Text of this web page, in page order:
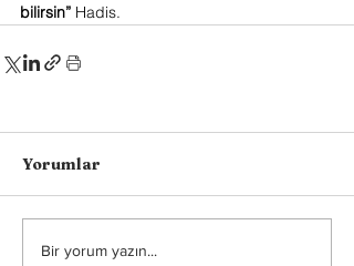
bilirsin” Hadis.
Yorumlar
Bir yorum yazın...